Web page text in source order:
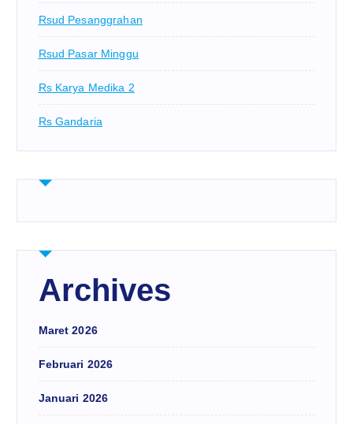
Rsud Pesanggrahan
Rsud Pasar Minggu
Rs Karya Medika 2
Rs Gandaria
Archives
Maret 2026
Februari 2026
Januari 2026